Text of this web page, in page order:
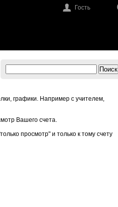
Гость
Поиск
графики. Например с учителем,
Вашего счета.
просмотр" и только к тому счету